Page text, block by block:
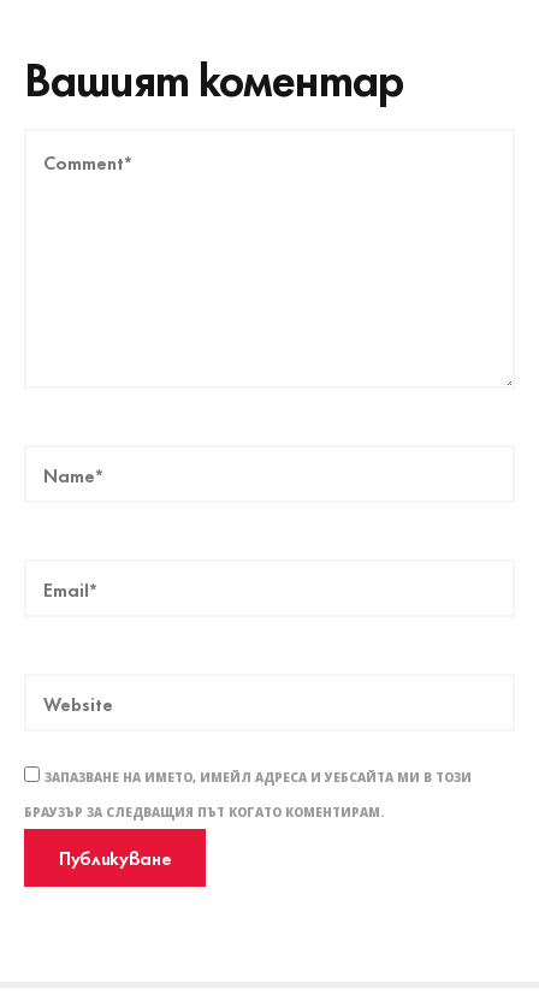
Вашият коментар
ЗАПАЗВАНЕ НА ИМЕТО, ИМЕЙЛ АДРЕСА И УЕБСАЙТА МИ В ТОЗИ
БРАУЗЪР ЗА СЛЕДВАЩИЯ ПЪТ КОГАТО КОМЕНТИРАМ.